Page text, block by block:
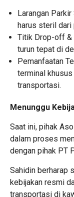
Larangan Parkir
harus steril dari
Titik Drop-off &
turun tepat di
Pemanfaatan
terminal
transportasi.
Menunggu
Saat ini, pihak
dalam proses
dengan pihak PT
Sahidin berharap
kebijakan resmi
transportasi di